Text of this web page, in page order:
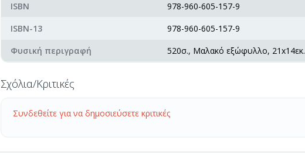
ISBN
978-960-605-157-9
ISBN-13
978-960-605-157-9
Φυσική περιγραφή
520σ., Μαλακό εξώφυλλο, 21x14εκ.
Σχόλια/Κριτικές
Συνδεθείτε για να δημοσιεύσετε κριτικές